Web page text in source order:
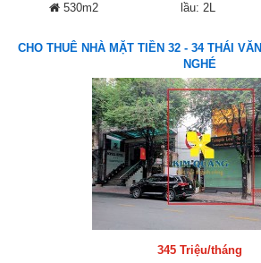
530m2
lầu: 2L
CHO THUÊ NHÀ MẶT TIỀN 32 - 34 THÁI
NGHÉ
345 Triệu/tháng